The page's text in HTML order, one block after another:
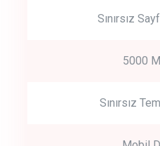
Sınırsız
5000
Sınırsız